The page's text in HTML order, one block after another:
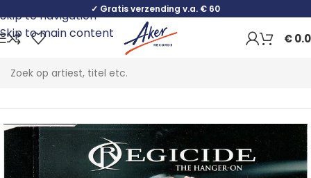
Skip to navigation
Skip to main content
✓ Gratis verzending v.a. € 60
€
Home Rock